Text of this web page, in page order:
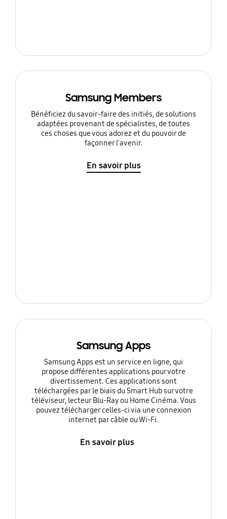
Samsung Members
Bénéficiez du savoir-faire des initiés, de solutions
adaptées provenant de spécialistes, de toutes
ces choses que vous adorez et du pouvoir de
façonner l'avenir.
En savoir plus
Samsung Apps
Samsung Apps est un service en ligne, qui
propose différentes applications pour votre
divertissement. Ces applications sont
téléchargées par le biais du Smart Hub sur votre
téléviseur, lecteur Blu-Ray ou Home Cinéma. Vous
pouvez télécharger celles-ci via une connexion
internet par câble ou Wi-Fi.
En savoir plus